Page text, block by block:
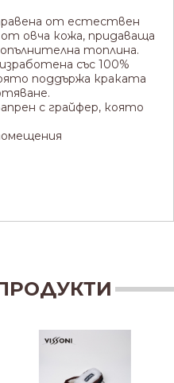
от естествен
овча кожа, придаваща
топлина.
със 100%
поддържа краката
с грайфер, която